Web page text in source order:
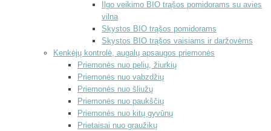
Ilgo veikimo BIO trąšos pomidorams su avies
vilna
Skystos BIO trąšos pomidorams
Skystos BIO trąšos vaisiams ir daržovėms
Kenkėjų kontrolė, augalų apsaugos priemonės
Priemonės nuo pelių, žiurkių
Priemonės nuo vabzdžių
Priemonės nuo šliužų
Priemonės nuo paukščių
Priemonės nuo kitų gyvūnų
Prietaisai nuo graužikų